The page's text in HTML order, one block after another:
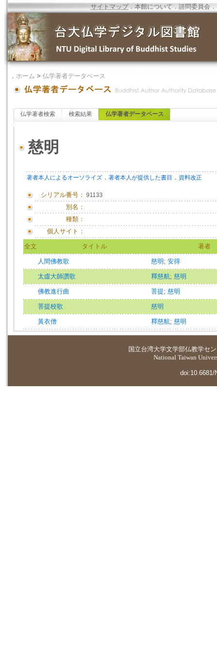
サイトマップ．本館について ．諮問委員会 ．
． ホーム > 仏学著者データベース
仏学著者検索 検索結果 仏学著者データベース
慈明
著者本人によるオーソライズ ． 著者本人が提供した書目 ． 資料改正
シリアル番号： 91133
別名：
種類：
個人サイト：
全文 タイトル 著者
人間佛教歌 慈明 ; 安得
太虛大師讚歌 釋慈航; 慈明
佛教進行曲 菩提; 慈明
菩提校歌 慈明
黃衣僧 釋慈航; 慈明
国立台湾大学文学部仏教学セ
National Taiwan
doi:10.6681/